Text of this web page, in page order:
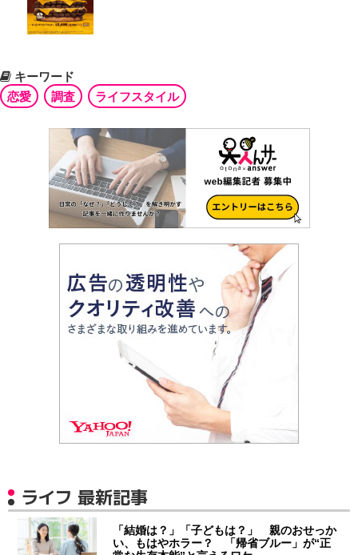
キーワード
恋愛
調査 ライフスタイル
ライフ 最新記事
「結婚は？」「子どもは？」 親のおせっか
い、もはやホラー？ 「帰省ブルー」が“正